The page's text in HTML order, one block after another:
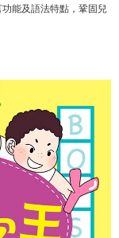
能及語法特點，鞏固兒